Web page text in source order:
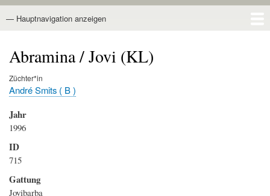
Hauptnavigation
— Hauptnavigation anzeigen
Abramina / Jovi (KL)
Züchter*in
André Smits ( B )
Jahr
1996
ID
715
Gattung
Jovibarba